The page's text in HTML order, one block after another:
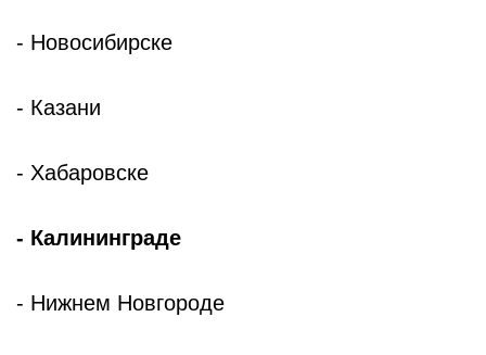
- Новосибирске
- Казани
- Хабаровске
- Калининграде
- Нижнем Новгороде